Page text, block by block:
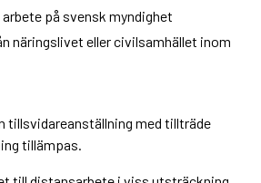
på svensk myndighet
näringslivet eller civilsamhället inom
tillsvidareanställning med tillträde
tillämpas.